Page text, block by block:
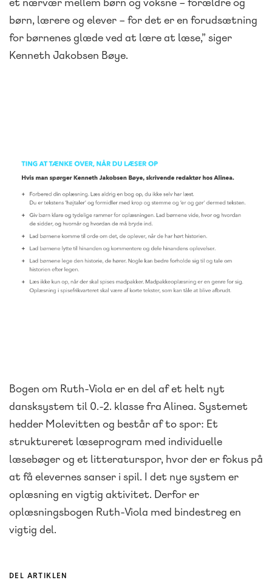
børn, lærere og elever – for det er en forudsætning
for børnenes glæde ved at lære at læse,” siger
Kenneth Jakobsen Bøye.
Bogen om Ruth-Viola er en del af et helt nyt
dansksystem til 0.-2. klasse fra Alinea. Systemet
hedder Molevitten og består af to spor: Et
struktureret læseprogram med individuelle
læsebøger og et litteraturspor, hvor der er fokus på
at få elevernes sanser i spil. I det nye system er
oplæsning en vigtig aktivitet. Derfor er
oplæsningsbogen Ruth-Viola med bindestreg en
vigtig del.
DEL ARTIKLEN